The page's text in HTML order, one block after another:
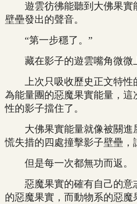
遊雲彷彿能聽到大佛果實
壁壘發出的聲音。
“第一步穩了。”
藏在影子的遊雲嘴角微微
上次只吸收歷史正文特性
為能量團的惡魔果實能量，這
性的影子擋住了。
大佛果實能量就像被關進
慌失措的四處撞擊影子壁壘，
但是每一次都無功而返。
惡魔果實的確有自己的意
的惡魔果實，而動物系的惡魔